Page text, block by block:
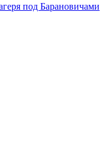
под Барановичами